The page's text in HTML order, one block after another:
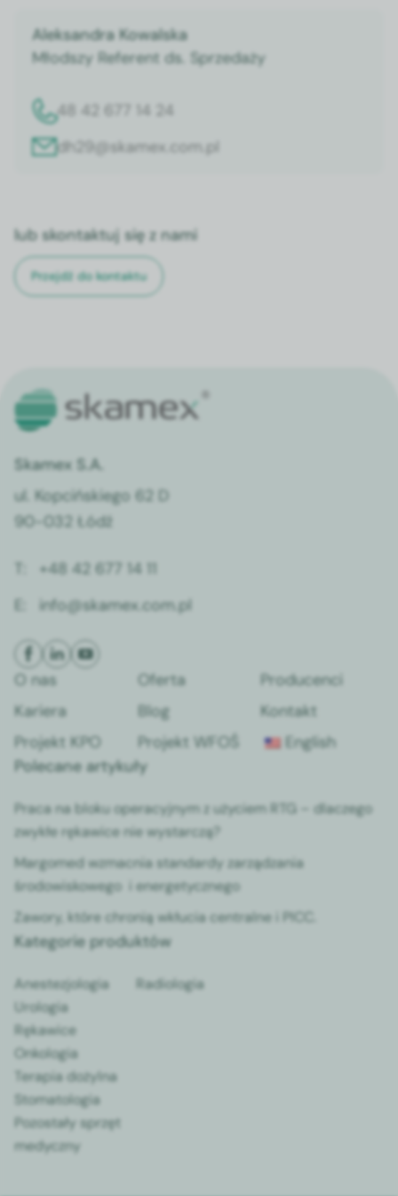
Aleksandra Kowalska
Młodszy Referent ds. Sprzedaży
48 42 677 14 24
dh29@skamex.com.pl
lub skontaktuj się z nami
Przejdź do kontaktu
Skamex S.A.
ul. Kopcińskiego 62 D
90-032 Łódź
T:
+48 42 677 14 11
E:
info@skamex.com.pl
O nas Oferta
Producenci
Kariera
Blog
Kontakt
Projekt KPO
Projekt WFOŚ
English
Polecane artykuły
Praca na bloku operacyjnym z użyciem RTG – dlaczego
zwykłe rękawice nie wystarczą?
Margomed wzmacnia standardy zarządzania
środowiskowego i energetycznego
Zawory, które chronią wkłucia centralne i PICC.
Kategorie produktów
Anestezjologia
Urologia
Rękawice
Onkologia
Terapia dożylna
Stomatologia
Pozostały sprzęt
medyczny
Radiologia